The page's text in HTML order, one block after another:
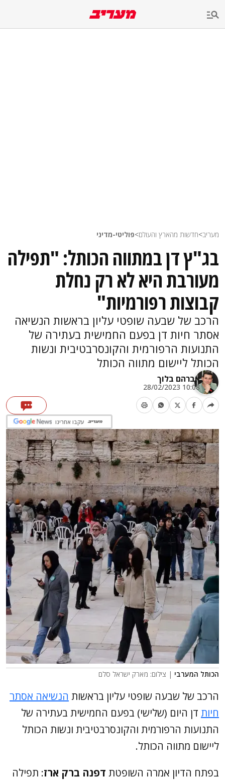
מעריב>חדשות מהארץ והעולם>פוליטי-מדיני
בג"ץ דן במתווה הכותל: "תפילה
מעורבת היא לא רק נחלת
קבוצות רפורמיות"
הרכב של שבעה שופטי עליון בראשות הנשיאה
אסתר חיות דן בפעם החמישית בעתירה של
התנועות הרפורמית והקונסרבטיבית ונשות
הכותל ליישום מתווה הכותל
אברהם בלוך
10:08 28/02/2023
עקבו אחרינו
הכותל המערבי | צילום: מארק ישראל סלם
הרכב של שבעה שופטי עליון בראשות הנשיאה אסתר
חיות דן היום (שלישי) בפעם החמישית בעתירה של
התנועות הרפורמית והקונסרבטיבית ונשות הכותל
ליישום מתווה הכותל.
בפתח הדיון אמרה השופטת דפנה ברק ארז: תפילה